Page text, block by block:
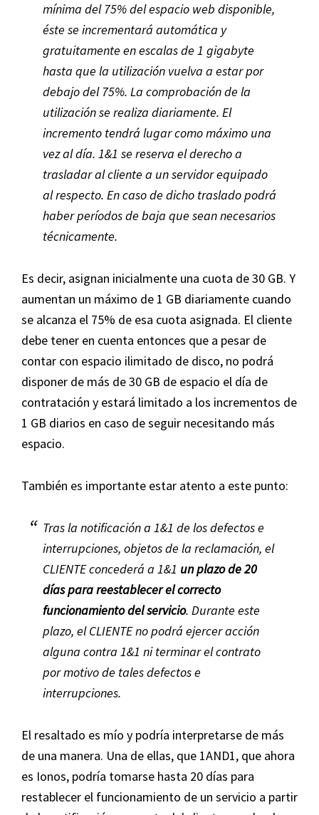
mínima del 75% del espacio web disponible,
éste se incrementará automática y
gratuitamente en escalas de 1 gigabyte
hasta que la utilización vuelva a estar por
debajo del 75%. La comprobación de la
utilización se realiza diariamente. El
incremento tendrá lugar como máximo una
vez al día. 1&1 se reserva el derecho a
trasladar al cliente a un servidor equipado
al respecto. En caso de dicho traslado podrá
haber períodos de baja que sean necesarios
técnicamente.
Es decir, asignan inicialmente una cuota de 30 GB. Y
aumentan un máximo de 1 GB diariamente cuando
se alcanza el 75% de esa cuota asignada. El cliente
debe tener en cuenta entonces que a pesar de
contar con espacio ilimitado de disco, no podrá
disponer de más de 30 GB de espacio el día de
contratación y estará limitado a los incrementos de
1 GB diarios en caso de seguir necesitando más
espacio.
También es importante estar atento a este punto:
Tras la notificación a 1&1 de los defectos e
interrupciones, objetos de la reclamación, el
CLIENTE concederá a 1&1 un plazo de 20
días para reestablecer el correcto
funcionamiento del servicio. Durante este
plazo, el CLIENTE no podrá ejercer acción
alguna contra 1&1 ni terminar el contrato
por motivo de tales defectos e
interrupciones.
El resaltado es mío y podría interpretarse de más
de una manera. Una de ellas, que 1AND1, que ahora
es Ionos, podría tomarse hasta 20 días para
restablecer el funcionamiento de un servicio a partir